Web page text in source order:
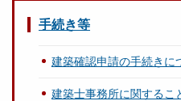
手続き等
建築確認申請の手続きに
建築士事務所に関するこ